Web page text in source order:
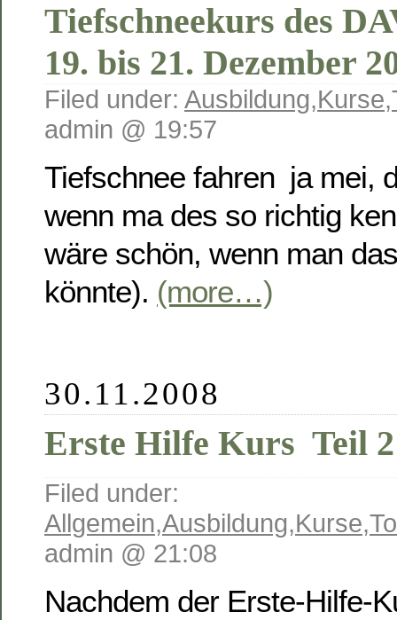
Tiefschneekurs des
19. bis 21. Dezember
Filed under: Ausbildung,Kurse,
admin @ 19:57
Tiefschnee fahren  ja mei,
wenn ma des so richtig
wäre schön, wenn man
könnte). (more…)
30.11.2008
Erste Hilfe Kurs  Teil
Filed under:
Allgemein,Ausbildung,Kurse,
admin @ 21:08
Nachdem der Erste-Hilfe-